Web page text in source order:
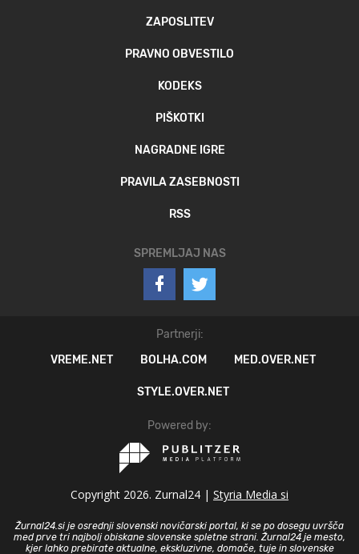
ZAPOSLITEV
PRAVNO OBVESTILO
KODEKS
PIŠKOTKI
NAGRADNE IGRE
PRAVILA ZASEBNOSTI
RSS
SPREMLJAJ NAS
Partnerji:
VREME.NET
BOLHA.COM MED.OVER.NET
STYLE.OVER.NET
Powered by:
Copyright 2026. Zurnal24 | Styria Media si
Žurnal24.si je osrednji slovenski novičarski portal, ki se po dosegu uvršča
med prve tri najbolj obiskane slovenske spletne strani. Žurnal24 je mesto,
kjer lahko prebirate aktualne, ekskluzivne, domače, tuje in slovenske